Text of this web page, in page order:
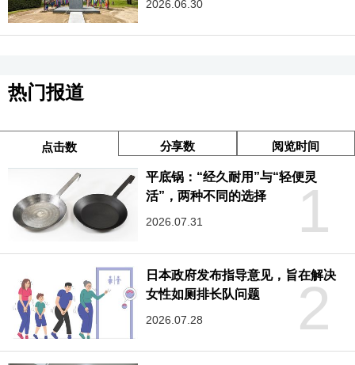
2026.06.30
热门报道
点击数 分享数 阅览时间
1
平底锅：“经久耐用”与“轻便灵
活”，两种不同的选择
2026.07.31
2
日本政府发布指导意见，旨在解决
女性如厕排长队问题
2026.07.28